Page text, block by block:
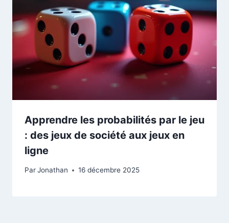
Apprendre les probabilités par le jeu
: des jeux de société aux jeux en
ligne
ParJonathan 16 décembre 2025